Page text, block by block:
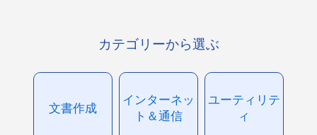
カテゴリーから選ぶ
文書作成
インターネッ
ト＆通信
ユーティリテ
ィ